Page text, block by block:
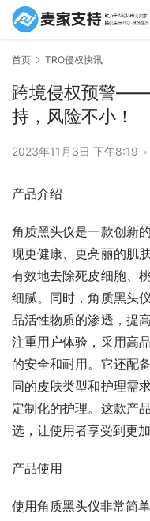
首页 TRO侵权快讯
跨境侵权预警——
持，风险不小！
2023年11月3日 下午8:19 •
产品介绍
角质黑头仪是一款创新
现更健康、更亮丽的肌
有效地去除死皮细胞、
细腻。同时，角质黑头
品活性物质的渗透，提
注重用户体验，采用高
的安全和耐用。它还配
同的皮肤类型和护理需
定制化的护理。这款产
选，让使用者享受到更
产品使用
使用角质黑头仪非常简